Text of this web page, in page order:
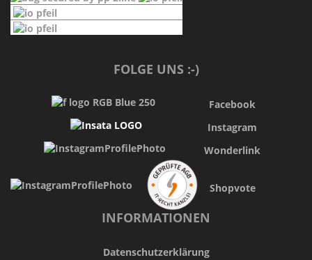
FOLGE UNS :-)
Facebook
Instagram
Wonderlink
Shopvote
INFORMATIONEN
Datenschutzerklärung